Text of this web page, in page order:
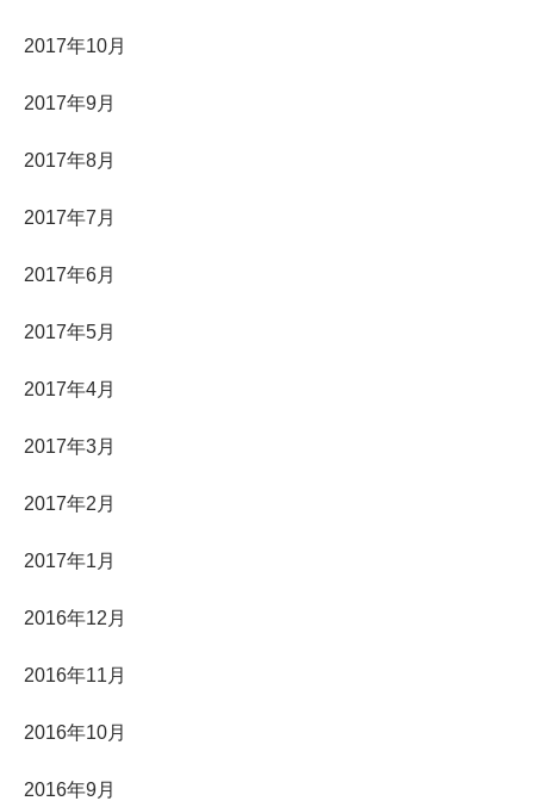
2017年10月
2017年9月
2017年8月
2017年7月
2017年6月
2017年5月
2017年4月
2017年3月
2017年2月
2017年1月
2016年12月
2016年11月
2016年10月
2016年9月